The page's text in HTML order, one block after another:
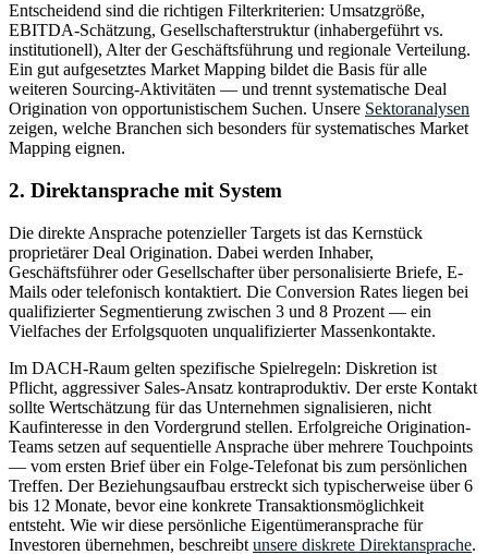
Entscheidend sind die richtigen Filterkriterien: Umsatzgröße,
EBITDA-Schätzung, Gesellschafterstruktur (inhabergeführt vs.
institutionell), Alter der Geschäftsführung und regionale Verteilung.
Ein gut aufgesetztes Market Mapping bildet die Basis für alle
weiteren Sourcing-Aktivitäten — und trennt systematische Deal
Origination von opportunistischem Suchen. Unsere Sektoranalysen
zeigen, welche Branchen sich besonders für systematisches Market
Mapping eignen.
2. Direktansprache mit System
Die direkte Ansprache potenzieller Targets ist das Kernstück
proprietärer Deal Origination. Dabei werden Inhaber,
Geschäftsführer oder Gesellschafter über personalisierte Briefe, E-
Mails oder telefonisch kontaktiert. Die Conversion Rates liegen bei
qualifizierter Segmentierung zwischen 3 und 8 Prozent — ein
Vielfaches der Erfolgsquoten unqualifizierter Massenkontakte.
Im DACH-Raum gelten spezifische Spielregeln: Diskretion ist
Pflicht, aggressiver Sales-Ansatz kontraproduktiv. Der erste Kontakt
sollte Wertschätzung für das Unternehmen signalisieren, nicht
Kaufinteresse in den Vordergrund stellen. Erfolgreiche Origination-
Teams setzen auf sequentielle Ansprache über mehrere Touchpoints
— vom ersten Brief über ein Folge-Telefonat bis zum persönlichen
Treffen. Der Beziehungsaufbau erstreckt sich typischerweise über 6
bis 12 Monate, bevor eine konkrete Transaktionsmöglichkeit
entsteht. Wie wir diese persönliche Eigentümeransprache für
Investoren übernehmen, beschreibt unsere diskrete Direktansprache.